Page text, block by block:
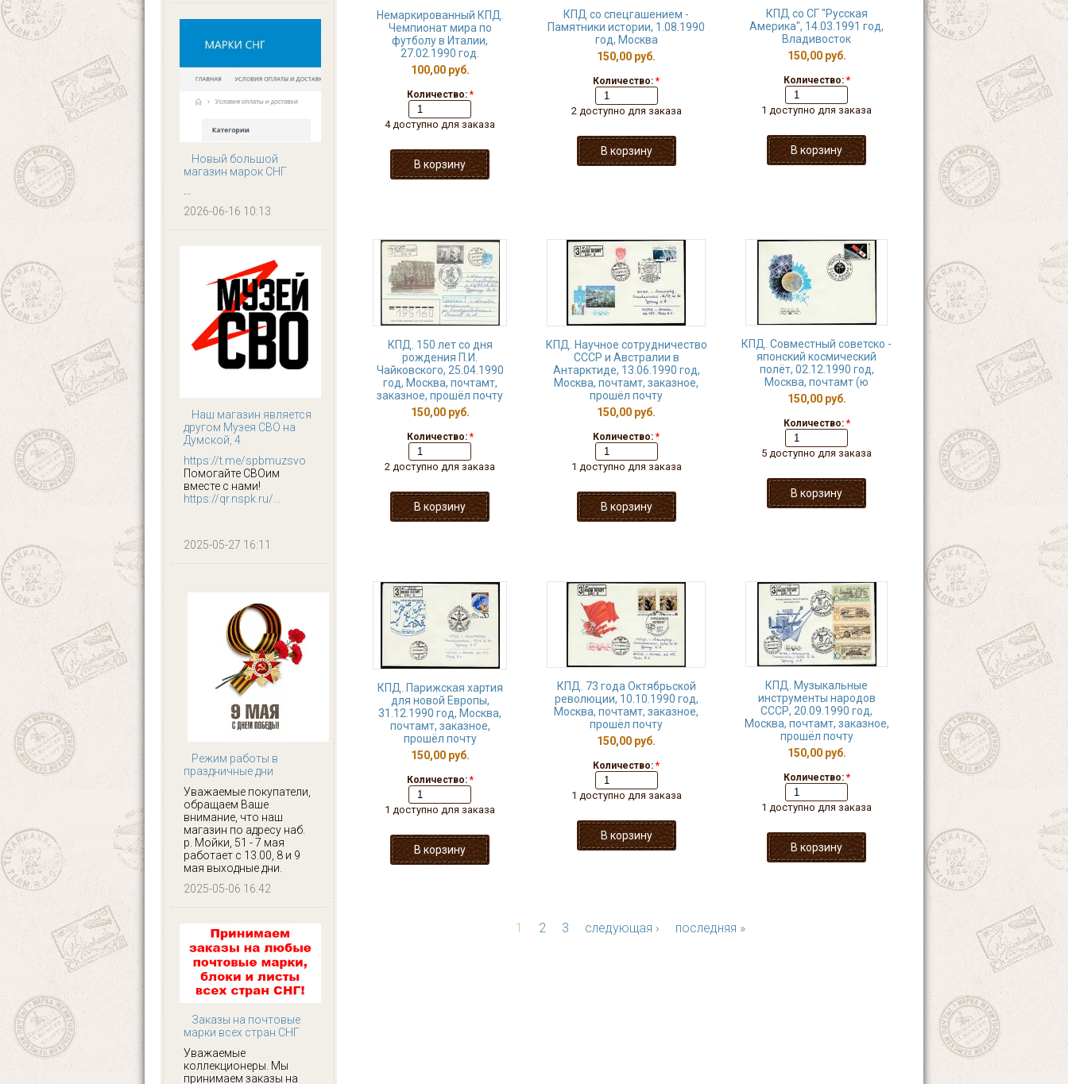
Новый большой
магазин марок СНГ
...
2026-06-16 10:13
Наш магазин является
другом Музея СВО на
Думской, 4
https://t.me/spbmuzsvo
Помогайте СВОим
вместе с нами!
https://qr.nspk.ru/...
2025-05-27 16:11
Режим работы в
праздничные дни
Уважаемые покупатели,
обращаем Ваше
внимание, что наш
магазин по адресу наб.
р. Мойки, 51 - 7 мая
работает с 13.00, 8 и 9
мая выходные дни.
2025-05-06 16:42
Заказы на почтовые
марки всех стран СНГ
Уважаемые
коллекционеры. Мы
принимаем заказы на
Немаркированный КПД.
Чемпионат мира по
футболу в Италии,
27.02.1990 год.
100,00 руб.
Количество: *
4 доступно для заказа
КПД со спецгашением -
Памятники истории, 1.08.1990
год, Москва
150,00 руб.
Количество: *
2 доступно для заказа
КПД со СГ "Русская
Америка", 14.03.1991 год,
Владивосток
150,00 руб.
Количество: *
1 доступно для заказа
КПД. 150 лет со дня
рождения П.И.
Чайковского, 25.04.1990
год, Москва, почтамт,
заказное, прошёл почту
150,00 руб.
Количество: *
2 доступно для заказа
КПД. Научное сотрудничество
СССР и Австралии в
Антарктиде, 13.06.1990 год,
Москва, почтамт, заказное,
прошёл почту
150,00 руб.
Количество: *
1 доступно для заказа
КПД. Совместный советско -
японский космический
полёт, 02.12.1990 год,
Москва, почтамт (ю
150,00 руб.
Количество: *
5 доступно для заказа
КПД. Парижская хартия
для новой Европы,
31.12.1990 год, Москва,
почтамт, заказное,
прошёл почту
150,00 руб.
Количество: *
1 доступно для заказа
КПД. 73 года Октябрьской
революции, 10.10.1990 год,
Москва, почтамт, заказное,
прошёл почту
150,00 руб.
Количество: *
1 доступно для заказа
КПД. Музыкальные
инструменты народов
СССР, 20.09.1990 год,
Москва, почтамт, заказное,
прошёл почту
150,00 руб.
Количество: *
1 доступно для заказа
1 2 3 следующая › последняя »